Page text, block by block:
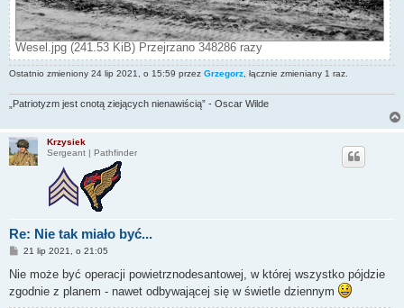
Wesel.jpg (241.53 KiB) Przejrzano 348286 razy
Ostatnio zmieniony 24 lip 2021, o 15:59 przez Grzegorz , łącznie zmieniany 1 raz.
„Patriotyzm jest cnotą ziejących nienawiścią” - Oscar Wilde
Krzysiek
Sergeant | Pathfinder
Re: Nie tak miało być...
P
s
21 lip 2021, o 21:05
Nie może być operacji powietrznodesantowej, w której wszystko pójdzie
zgodnie z planem - nawet odbywającej się w świetle dziennym